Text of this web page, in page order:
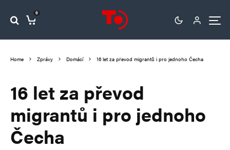
0
Home Zprávy Domácí 16 let za převod migrantů i pro jednoho Čecha
16 let za převod
migrantů i pro jednoho
Čecha